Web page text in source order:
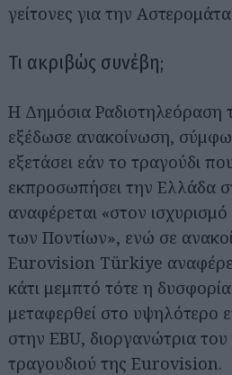
γείτονες για την
Τι ακριβώς συνέβη;
Η Δημόσια Ραδιοτηλεόραση
εξέδωσε ανακοίνωση,
εξετάσει εάν το τραγούδι
εκπροσωπήσει την Ελλάδα
αναφέρεται «στον ισχυρισμό
των Ποντίων», ενώ σε
Eurovision Türkiye αναφέρει
κάτι μεμπτό τότε η
μεταφερθεί στο υψηλότερο
στην EBU, διοργανώτρια
τραγουδιού της Eurovision.